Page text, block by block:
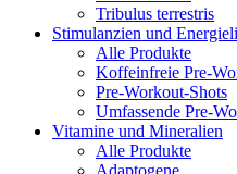
Tribulus terrestris
Stimulanzien und
Alle Produkte
Koffeinfreie Pre-
Pre-Workout-Shots
Umfassende Pre-
Vitamine und Mineralien
Alle Produkte